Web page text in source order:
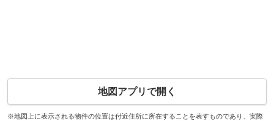
地図アプリで開く
※地図上に表示される物件の位置は付近住所に所在することを表すものであり、実際